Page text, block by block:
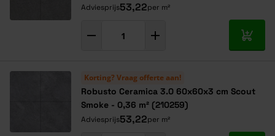
Adviesprijs53,22per m²
In
Korting? Vraag offerte aan!
Robusto Ceramica 3.0 60x60x3 cm Scout
Smoke - 0,36 m² (210259)
Adviesprijs53,22per m²